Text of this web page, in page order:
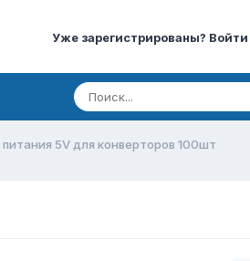
Уже зарегистрированы? Войти
5V для конверторов 100шт